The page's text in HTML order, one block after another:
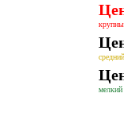
мелкий